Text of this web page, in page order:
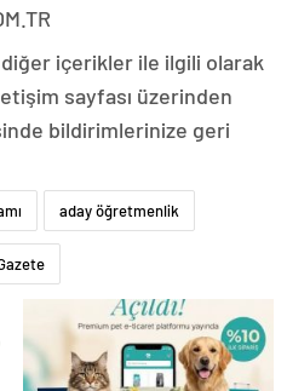
içerikler ile ilgili olarak
sayfası üzerinden
bildirimlerinize geri
aday öğretmenlik